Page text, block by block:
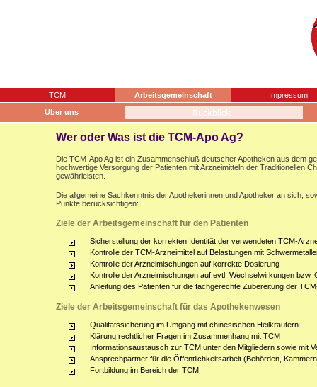
TCM Arbeitsgemeinschaft
Impressum
Über uns
Wer oder Was ist die TCM-Apo Ag?
Die TCM-Apo Ag ist ein Zusammenschluß deutscher Apotheken aus dem
hochwertige Versorgung der Patienten mit Arzneimitteln der Traditionellen
gewährleisten.
Die allgemeine Sachkenntnis der Apothekerinnen und Apotheker an sich,
Punkte berücksichtigen:
Ziele der Arbeitsgemeinschaft für den Patienten
Sicherstellung der korrekten Identität der verwendeten TCM-
Kontrolle der TCM-Arzneimittel auf Belastungen mit
Kontrolle der Arzneimischungen auf korrekte Dosierung
Kontrolle der Arzneimischungen auf evtl. Wechselwirkungen
Anleitung des Patienten für die fachgerechte Zubereitung der
Ziele der Arbeitsgemeinschaft für das Apothekenwesen
Qualitätssicherung im Umgang mit chinesischen Heilkräutern
Klärung rechtlicher Fragen im Zusammenhang mit TCM
Informationsaustausch zur TCM unter den Mitgliedern sowie mit
Ansprechpartner für die Öffentlichkeitsarbeit (Behörden,
Fortbildung im Bereich der TCM